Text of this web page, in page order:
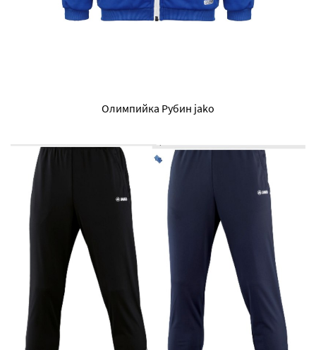
Олимпийка Рубин jako